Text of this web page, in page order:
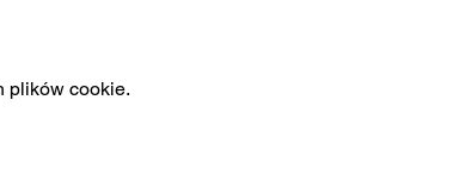
plików cookie.